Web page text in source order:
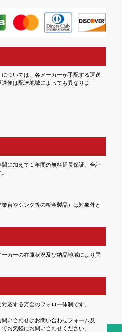
ついては、各メーカーが手配する運送
便は配達地域によっても異なりま
に加えて１年間の無料延長保証、合計
台やシンク等の板金製品）は対象外と
カーの在庫状況及び納品地域により異
応する万全のフォロー体制です。
い合わせはお問い合わせフォーム及
お気軽にお問い合わせください。